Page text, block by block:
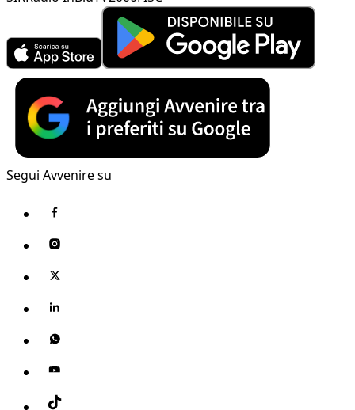
Segui Avvenire su